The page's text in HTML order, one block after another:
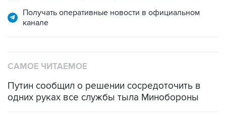
Получать оперативные новости в официальном
канале
САМОЕ ЧИТАЕМОЕ
Путин сообщил о решении сосредоточить в
одних руках все службы тыла Минобороны